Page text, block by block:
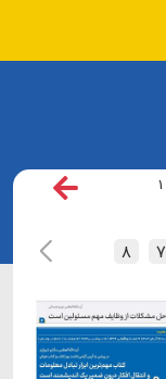
۷ ۸